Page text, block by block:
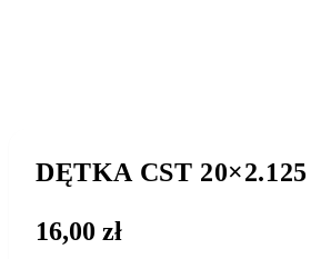
DĘTKA CST 20×2.125
16,00 zł